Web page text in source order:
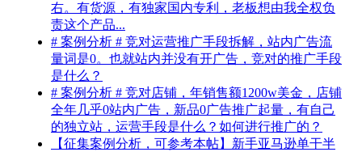
右。有货源，有独家国内专利，老板想由我全权负
责这个产品...
# 案例分析 # 竞对运营推广手段拆解，站内广告流
量词是0。也就站内并没有开广告，竞对的推广手段
是什么？
# 案例分析 # 竞对店铺，年销售额1200w美金，店铺
全年几乎0站内广告，新品0广告推广起量，有自己
的独立站，运营手段是什么？如何进行推广的？
【征集案例分析，可参考本帖】新手亚马逊单干半